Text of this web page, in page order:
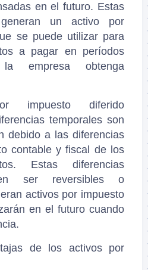
en el futuro. Estas
un activo por
se puede utilizar para
a pagar en períodos
empresa obtenga
impuesto diferido
temporales son
debido a las diferencias
contable y fiscal de los
Estas diferencias
ser reversibles o
activos por impuesto
en el futuro cuando
de los activos por